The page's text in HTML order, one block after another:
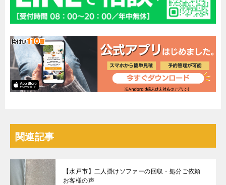
関連記事
【水戸市】二人掛けソファーの回収・処分ご依頼
お客様の声